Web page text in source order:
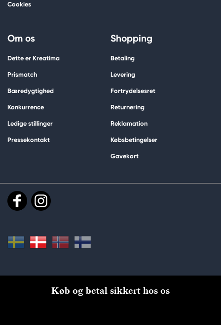
Cookies
Om os
Dette er Kreatima
Prismatch
Bæredygtighed
Konkurrence
Ledige stillinger
Pressekontakt
Shopping
Betaling
Levering
Fortrydelsesret
Returnering
Reklamation
Købsbetingelser
Gavekort
Køb og betal sikkert hos os